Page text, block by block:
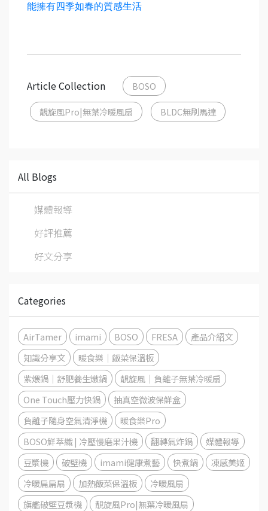
能擁有四季如春的質感生活
Article Collection BOSO
靚旋風Pro|無葉冷暖風扇 BLDC無刷馬達
All Blogs
媒體報導
好評推薦
好文分享
Categories
AirTamer imami BOSO FRESA
產品介紹文
知識分享文
暖食樂｜飯菜保溫板
紫煨鍋｜舒肥養生燉鍋
靚旋風｜負離子無葉冷暖扇
One Touch壓力快鍋
抽真空微波保鮮盒
負離子隨身空氣清淨機
暖食樂Pro
BOSO鮮萃纖 | 冷壓慢磨果汁機
翻轉氣炸鍋
媒體報導
豆漿機
破壁機 imami健康煮藝 快煮鍋
凍感美姬
冷暖扁扁扇
加熱飯菜保溫板
冷暖風扇
旗艦破壁豆漿機
靚旋風Pro|無葉冷暖風扇